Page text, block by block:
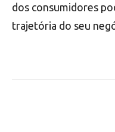
dos consumidores
trajetória do seu